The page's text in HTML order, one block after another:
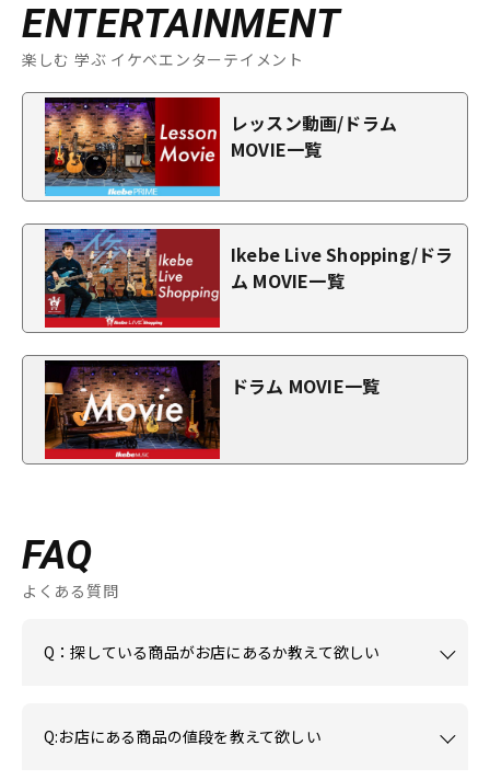
ENTERTAINMENT
楽しむ 学ぶ イケベエンターテイメント
レッスン動画/ドラム
MOVIE一覧
Ikebe Live Shopping/ドラ
ム MOVIE一覧
ドラム MOVIE一覧
FAQ
よくある質問
Q：探している商品がお店にあるか教えて欲しい
Q:お店にある商品の値段を教えて欲しい